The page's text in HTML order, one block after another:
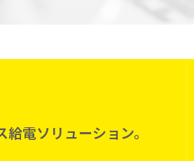
電ソリューション。